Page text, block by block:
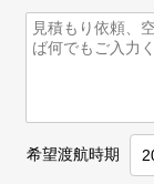
希望渡航時期